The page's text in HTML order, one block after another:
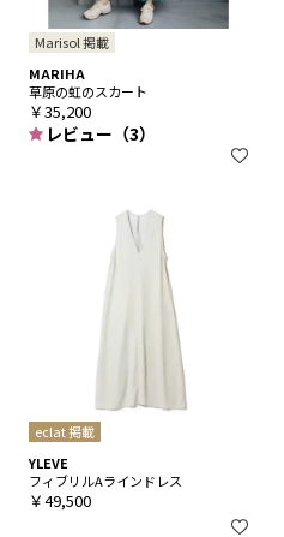
Marisol 掲載
MARIHA
草原の虹のスカート
￥35,200
レビュー（3）
eclat 掲載
YLEVE
フィブリルAラインドレス
￥49,500